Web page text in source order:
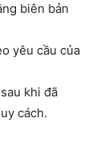
biên bản
yêu cầu của
khi đã
cách.